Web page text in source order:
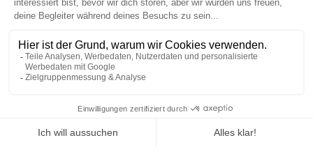
Typisch polnisches Restaurant in der Altstadt
Begleitung durch lokalen Reiseguide zu Fuß oder
per Taxi (auf eigene Kosten)
1 Glas Wein oder Bier zum Essen inklusive
POLNISCHES DINNER & WODKAVERKOSTUNG IN
Mein JGA in Krakau